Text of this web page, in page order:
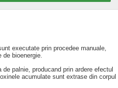
executate prin procedee manuale,
de bioenergie.
palnie, producand prin ardere efectul
acumulate sunt extrase din corpul